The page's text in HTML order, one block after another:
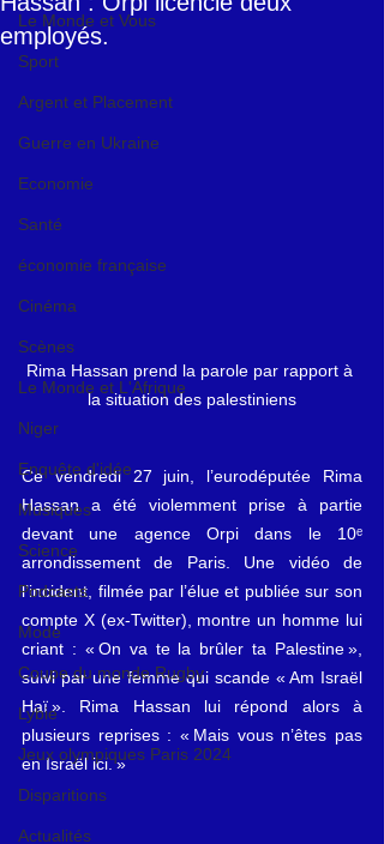
Le Monde et Vous
Sport
Argent et Placement
Guerre en Ukraine
Economie
Santé
économie française
Cinéma
Scènes
Le Monde et L'Afrique
Niger
Enquête d'idée
Musiques
Science
Podcasts
Mode
Coupe du monde Rugby
Lybie
Jeux olympiques Paris 2024
Disparitions
Actualités
employés.
Rima Hassan prend la parole par rapport à
la situation des palestiniens
Ce vendredi 27 juin, l’eurodéputée Rima
Hassan a été violemment prise à partie
devant une agence Orpi dans le 10ᵉ
arrondissement de Paris. Une vidéo de
l’incident, filmée par l’élue et publiée sur son
compte X (ex-Twitter), montre un homme lui
criant : « On va te la brûler ta Palestine »,
suivi par une femme qui scande « Am Israël
Haï ». Rima Hassan lui répond alors à
plusieurs reprises : « Mais vous n’êtes pas
en Israël ici. »